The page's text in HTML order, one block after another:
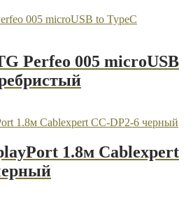
Perfeo 005 microUSB
1.8м Cablexpert